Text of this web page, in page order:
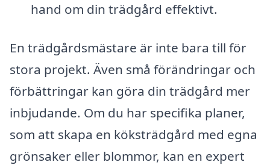
hand om din trädgård effektivt.
En trädgårdsmästare är inte bara till för
stora projekt. Även små förändringar och
förbättringar kan göra din trädgård mer
inbjudande. Om du har specifika planer,
som att skapa en köksträdgård med egna
grönsaker eller blommor, kan en expert